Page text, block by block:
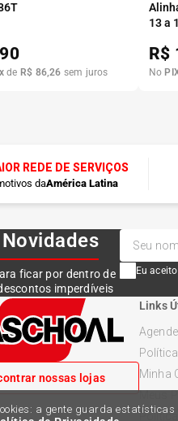
a gente guarda
de R$ 86,26 sem juros
13 a
R$
No
REDE DE SERVIÇOS
daAmérica Latina
ficar por dentro de
imperdíveis
Eu
nossas lojas
Links
Minha